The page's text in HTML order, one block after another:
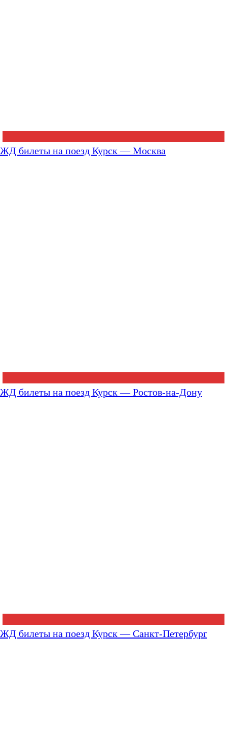
ЖД билеты на поезд Курск — Москва
ЖД билеты на поезд Курск — Ростов-на-Дону
ЖД билеты на поезд Курск — Санкт-Петербург